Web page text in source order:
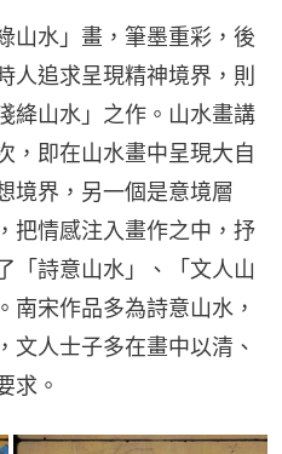
山水」畫，筆墨重彩，後
人追求呈現精神境界，則
絳山水」之作。山水畫講
，即在山水畫中呈現大自
境界，另一個是意境層
把情感注入畫作之中，抒
「詩意山水」、「文人山
南宋作品多為詩意山水，
文人士子多在畫中以清、
求。